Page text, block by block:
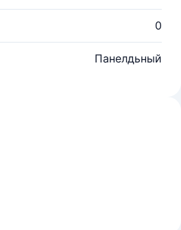
0
Панелдьный